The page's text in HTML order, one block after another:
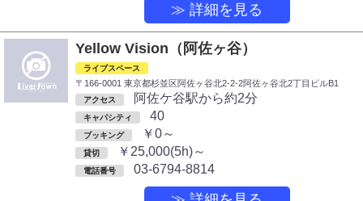
≫ 詳細を見る
Yellow Vision（阿佐ヶ谷）
ライブスペース
〒166-0001 東京都杉並区阿佐ヶ谷北2-2-2阿佐ヶ谷北2丁目ビルB1
アクセス 阿佐ケ谷駅から約2分
キャパシティ 40
ブッキング ￥0～
貸切 ￥25,000(5h)～
電話番号 03-6794-8814